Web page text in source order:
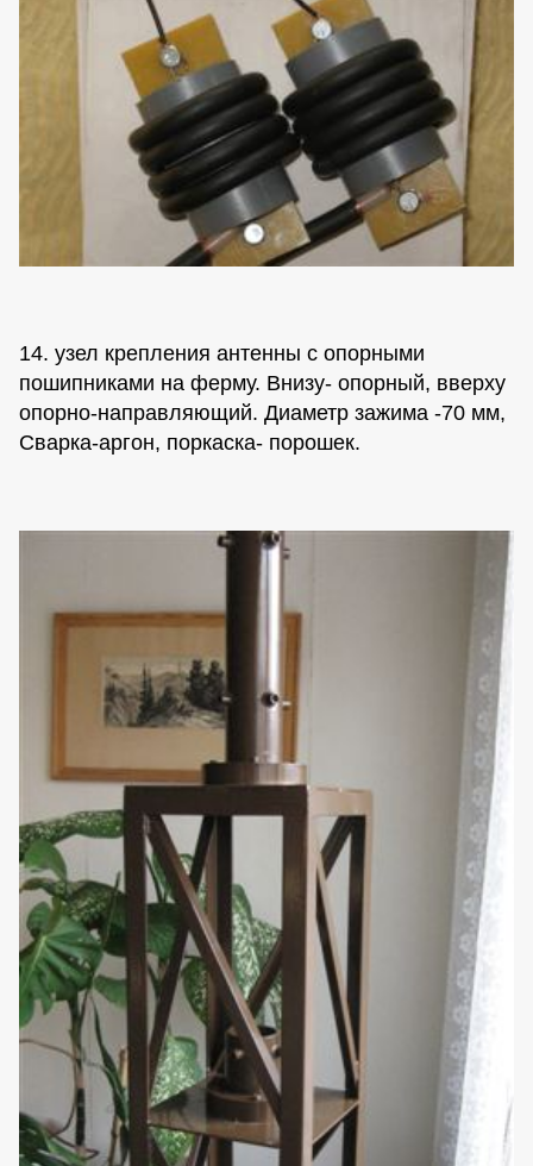
14. узел крепления антенны с опорными
пошипниками на ферму. Внизу- опорный, вверху
опорно-направляющий. Диаметр зажима -70 мм,
Сварка-аргон, поркаска- порошек.